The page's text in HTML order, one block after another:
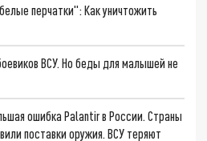
перчатки": Как уничтожить
ВСУ. Но беды для малышей не
ошибка Palantir в России. Страны
поставки оружия. ВСУ теряют